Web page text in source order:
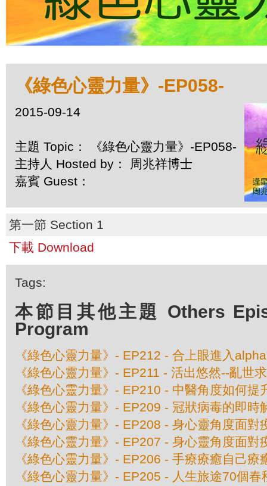
《綠色心靈力量》-EP058-
2015-09-14
主題 Topic： 《綠色心靈力量》-EP058-
主持人 Hosted by： 周兆祥博士
嘉賓 Guest：
第一節 Section 1
下載 Download
Tags:
本節目其他主題 Others
Program
《綠色心靈力量》- EP212 - 合上眼進入
《綠色心靈力量》- EP211 - 活出悠然--亂世
《綠色心靈力量》- EP210 - 中醫角度如何提
《綠色心靈力量》- EP209 - 冠狀病毒的即時
《綠色心靈力量》- EP208 - 身心靈角度面對
《綠色心靈力量》- EP207 - 身心靈角度面對
《綠色心靈力量》- EP206 - 手療療癒自己療
《綠色心靈力量》- EP205 - 人生旅途70個春